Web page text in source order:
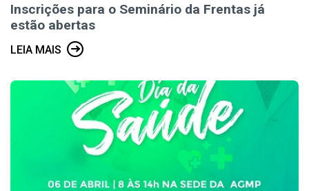
Inscrições para o Seminário da Frentas já
estão abertas
LEIA MAIS